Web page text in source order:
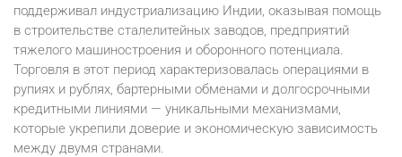
поддерживал индустриализацию Индии, оказывая помощь
в строительстве сталелитейных заводов, предприятий
тяжелого машиностроения и оборонного потенциала.
Торговля в этот период характеризовалась операциями в
рупиях и рублях, бартерными обменами и долгосрочными
кредитными линиями — уникальными механизмами,
которые укрепили доверие и экономическую зависимость
между двумя странами.